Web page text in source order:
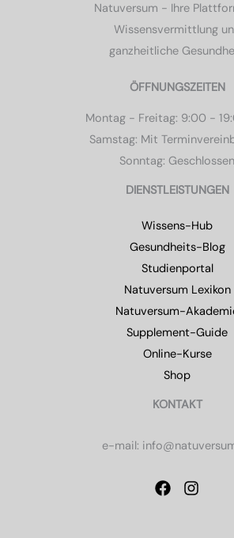
Natuversum - Ihre
Wissensvermittlung
ganzheitliche
ÖFFNUNGSZEITEN
Montag - Freitag: 9:00 -
Samstag: Mit
Sonntag: Geschlossen
DIENSTLEISTUNGEN
Wissens-Hub
Gesundheits-Blog
Studienportal
Natuversum Lexikon
Natuversum-
Supplement-Guide
Online-Kurse
Shop
KONTAKT
e-mail: